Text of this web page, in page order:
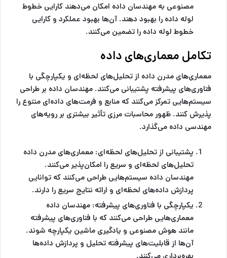
مصنوعی به مهندسان داده امکان می‌دهند کارایی خطوط
لوله داده را بهبود دهند. آن‌ها بهبود عملکرد و کارایی
خطوط لوله داده را تضمین می‌کنند.
تکامل معماری‌های داده
معماری‌های مدرن داده از تحلیل‌های لحظه‌ای و یکپارچگی با
فناوری‌های پیشرفته پشتیبانی می‌کنند. مهندسان داده بر طراحی
سیستم‌هایی تمرکز می‌کنند که منابع و فرمت‌های داده‌ای متنوع را
پذیرش کنند. ظهور محاسبات مرزی تأثیر بیشتری بر رویه‌های
مهندسی داده می‌گذارد.
پشتیبانی از تحلیل‌های لحظه‌ای: معماری‌های مدرن داده
تحلیل‌های لحظه‌ای و سریع را امکان‌پذیر می‌کنند.
مهندسان داده سیستم‌هایی طراحی می‌کنند که توانایی
پردازش داده‌های لحظه‌ای و ارائه نتایج سریع را دارند.
یکپارچگی با فناوری‌های پیشرفته: مهندسان داده
معماری‌هایی طراحی می‌کنند که با فناوری‌های پیشرفته
مانند هوش مصنوعی و یادگیری ماشین یکپارچه شوند.
آن‌ها از قابلیت‌های پیشرفته تحلیل و پردازش داده‌ها
بهره‌برداری می‌کنند.